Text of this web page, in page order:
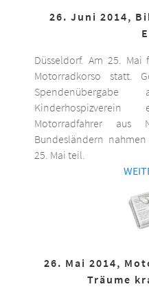
26. Juni 2014,
Düsseldorf. Am 25. Mai
Motorradkorso statt.
Motorradfahrer aus
Bundesländern
25. Mai teil.
26. Mai 2014,
Träume